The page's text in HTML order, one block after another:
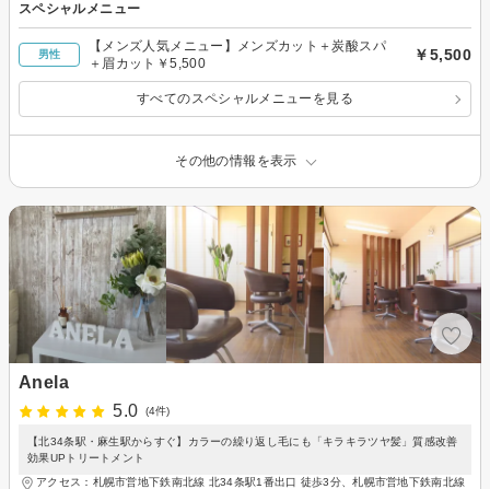
スペシャルメニュー
男性
【メンズ人気メニュー】メンズカット＋炭酸スパ
＋眉カット￥5,500
￥5,500
すべてのスペシャルメニューを見る
その他の情報を表示
Anela
5.0
(4件)
【北34条駅・麻生駅からすぐ】カラーの繰り返し毛にも「キラキラツヤ髪」質感改善
効果UPトリートメント
アクセス：札幌市営地下鉄南北線 北34条駅1番出口 徒歩3分、札幌市営地下鉄南北線